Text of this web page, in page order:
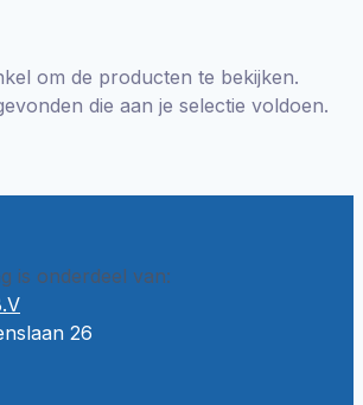
om de producten te bekijken.
die aan je selectie voldoen.
is onderdeel van:
26